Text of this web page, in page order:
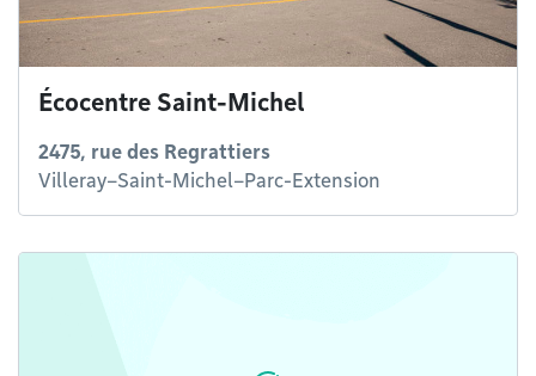
Écocentre Saint-Michel
2475, rue des Regrattiers
Villeray–Saint-Michel–Parc-Extension